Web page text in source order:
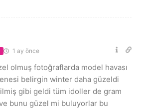
1 ay önce
olmuş fotoğraflarda model havası
belirgin winter daha güzeldi
gibi geldi tüm idoller de gram
bunu güzel mi buluyorlar bu